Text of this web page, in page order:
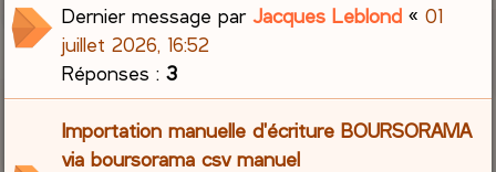
Dernier message parJacques Leblond «01
juillet 2026, 16:52
Réponses :3
Importation manuelle d'écriture BOURSORAMA
via boursorama csv manuel